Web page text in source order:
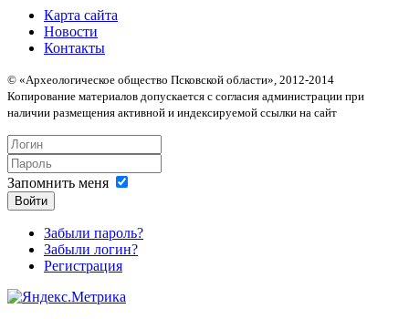
Карта сайта
Новости
Контакты
© «Археологическое общество Псковской области», 2012-2014
Копирование материалов допускается с согласия администрации при
наличии размещения активной и индексируемой ссылки на сайт
Запомнить меня
Войти
Забыли пароль?
Забыли логин?
Регистрация